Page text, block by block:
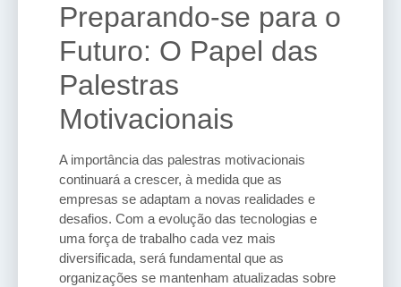
Preparando-se para o
Futuro: O Papel das
Palestras
Motivacionais
A importância das palestras motivacionais
continuará a crescer, à medida que as
empresas se adaptam a novas realidades e
desafios. Com a evolução das tecnologias e
uma força de trabalho cada vez mais
diversificada, será fundamental que as
organizações se mantenham atualizadas sobre